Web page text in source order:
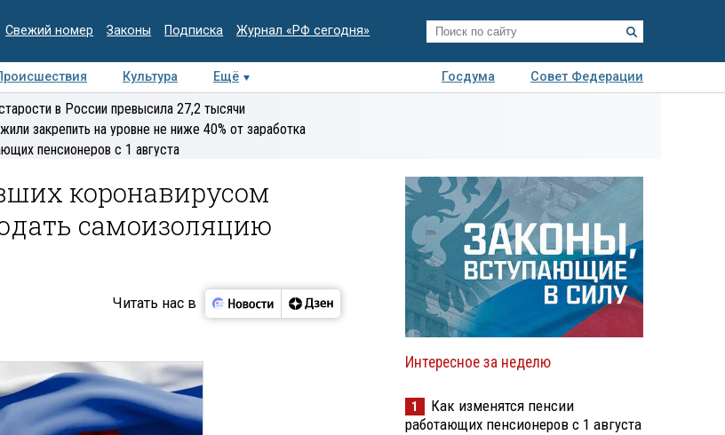
Свежий номер Законы Подписка Журнал «РФ сегодня»
Культура Ещё Госдума
Совет Федерации
Интервью Колумнисты
экспертиза
в России превысила 27,2 тысячи
закрепить на уровне не ниже 40% от заработка
пенсионеров с 1 августа
коронавирусом
самоизоляцию
Читать нас в
Интересное за неделю
1
Как изменятся пенсии
работающих пенсионеров с 1 августа